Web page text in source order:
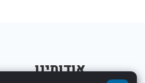
אודותינו